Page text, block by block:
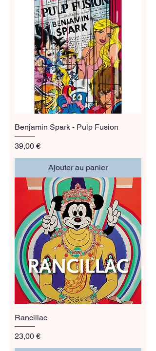
Benjamin Spark - Pulp Fusion
Prix
39,00 €
Ajouter au panier
Rancillac
Prix
23,00 €